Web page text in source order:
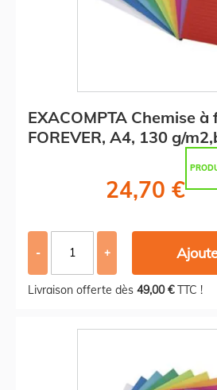
EXACOMPTA Chemise à
FOREVER, A4, 130 g/
24,70 €
- +
Livraison offerte dès 49,00 €TTC !